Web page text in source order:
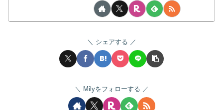
シェアする
Milyをフォローする